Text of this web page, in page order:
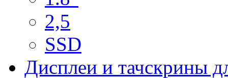
2,5
SSD
Дисплеи и тачскрины